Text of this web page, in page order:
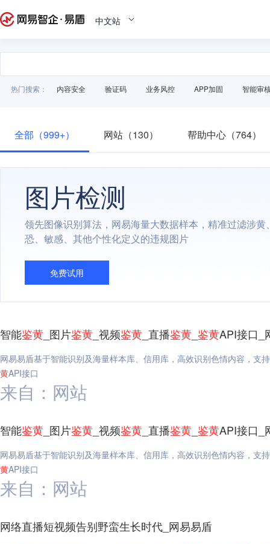
中文站
热门搜索： 内容安全 验证码 业务风控 APP加固 智能审
全部（999+） 网站（130） 帮助中心（764）
图片检测
领先图像识别算法，网易海量大数据样本，精准过滤涉黄
恐、敏感、其他个性化定义的违规图片
免费试用
智能鉴黄 _图片鉴黄 _视频鉴黄 _直播鉴黄 鉴黄API接口_
网易易盾基于智能识别及海量样本库、信用库，高效识别色情内容，支
黄API接口
来自：网站
智能鉴黄 _图片鉴黄 _视频鉴黄 _直播鉴黄 鉴黄API接口_
网易易盾基于智能识别及海量样本库、信用库，高效识别色情内容，支
黄API接口
来自：网站
网络直播短视频告别野蛮生长时代_网易易盾